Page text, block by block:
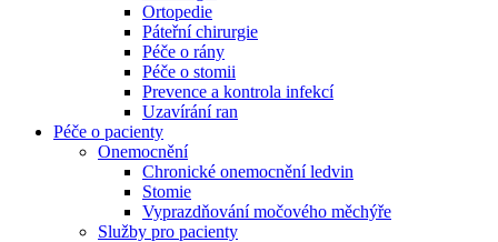
Nabídky pracovních míst
Objevte své kariérní příležitosti ​v B. Braun. Vyhledejte náš trh
Ortopedie
Páteřní chirurgie
Péče o rány
Péče o stomii
Prevence a kontrola infekcí
Uzavírání ran
Péče o pacienty
Onemocnění
Chronické onemocnění ledvin
Stomie
Vyprazdňování močového měchýře
Služby pro pacienty